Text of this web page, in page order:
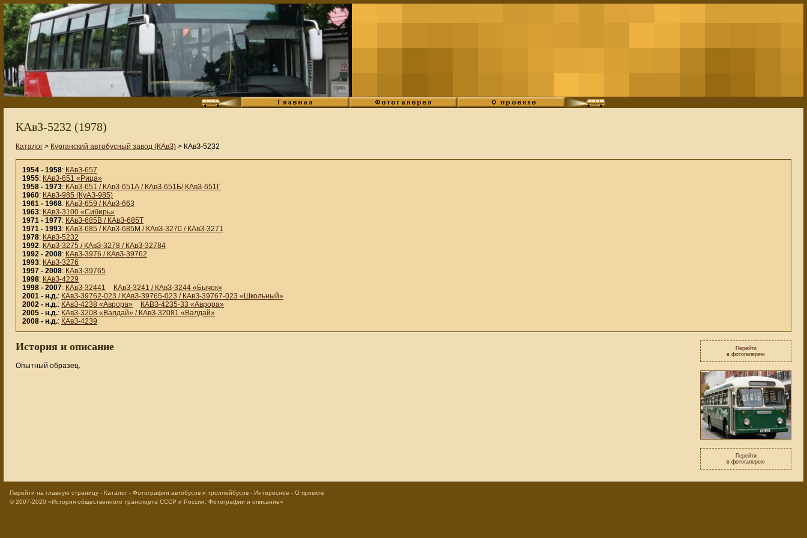
КАвЗ-5232 (1978)
Каталог > Курганский автобусный завод (КАвЗ) > КАвЗ-5232
1954 - 1958: КАвЗ-657
1955: КАвЗ-651 «Рица»
1958 - 1973: КАвЗ-651 / КАвЗ-651А / КАвЗ-651Б/ КАвЗ-651Г
1960: КАвЗ-985 (КуАЗ-985)
1961 - 1968: КАвЗ-659 / КАвЗ-663
1963: КАвЗ-3100 «Сибирь»
1971 - 1977: КАвЗ-685В / КАвЗ-685Т
1971 - 1993: КАвЗ-685 / КАвЗ-685М / КАвЗ-3270 / КАвЗ-3271
1978: КАвЗ-5232
1992: КАвЗ-3275 / КАвЗ-3278 / КАвЗ-32784
1992 - 2008: КАвЗ-3976 / КАвЗ-39762
1993: КАвЗ-3276
1997 - 2008: КАвЗ-39765
1998: КАвЗ-4229
1998 - 2007: КАвЗ-32441
КАвЗ-3241 / КАвЗ-3244 «Бычок»
2001 - н.д.: КАвЗ-39762-023 / КАвЗ-39765-023 / КАвЗ-39767-023 «Школьный»
2002 - н.д.: КАвЗ-4238 «Аврора»
КАВЗ-4235-33 «Аврора»
2005 - н.д.: КАвЗ-3208 «Валдай» / КАвЗ-32081 «Валдай»
2008 - н.д.: КАвЗ-4239
Перейти
в фотогалерею
Перейти
в фотогалерею
История и описание
Опытный образец.
Перейти на главную страницу - Каталог - Фотографии автобусов и троллейбусов - Интересное - О проекте
© 2007-2020 «История общественного транспорта СССР и России. Фотографии и описание»